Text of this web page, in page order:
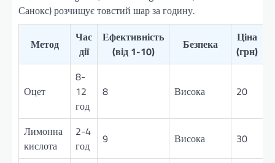
Санокс) розчищує товстий шар за годину.
Метод
Час
дії
Ефективність
(від 1-10)
Безпека
Ціна
(грн)
Оцет
8-
12
год
8 Висока 20
Лимонна
кислота
2-4
год
9 Висока 30